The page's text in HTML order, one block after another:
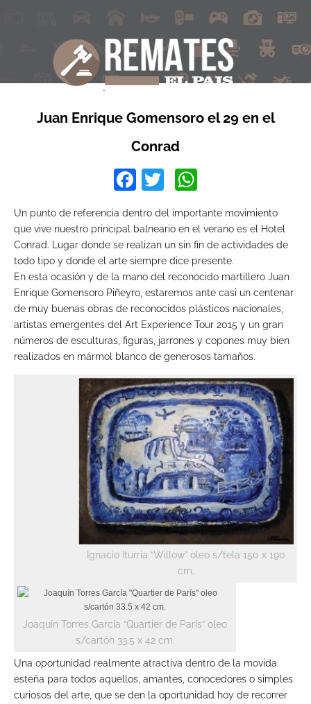
Juan Enrique Gomensoro el 29 en el
Conrad
Facebook
Twitter
Un punto de referencia dentro del importante movimiento
que vive nuestro principal balneario en el verano es el Hotel
Conrad. Lugar donde se realizan un sin fin de actividades de
todo tipo y donde el arte siempre dice presente.
En esta ocasión y de la mano del reconocido martillero Juan
Enrique Gomensoro Piñeyro, estaremos ante casi un centenar
de muy buenas obras de reconocidos plásticos nacionales,
artistas emergentes del Art Experience Tour 2015 y un gran
números de esculturas, figuras, jarrones y copones muy bien
realizados en mármol blanco de generosos tamaños.
Ignacio Iturria “Willow” oleo s/tela 150 x 190
cm.
Joaquín Torres García “Quartier de París” oleo
s/cartón 33.5 x 42 cm.
Una oportunidad realmente atractiva dentro de la movida
esteña para todos aquellos, amantes, conocedores o simples
curiosos del arte, que se den la oportunidad hoy de recorrer